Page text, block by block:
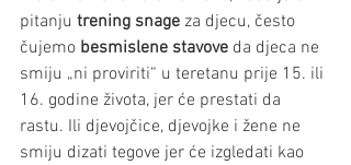
pitanju trening snage za djecu, često
čujemo besmislene stavove da djeca ne
smiju „ni proviriti“ u teretanu prije 15. ili
16. godine života, jer će prestati da
rastu. Ili djevojčice, djevojke i žene ne
smiju dizati tegove jer će izgledati kao